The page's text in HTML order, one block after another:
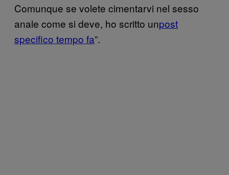
Comunque se volete cimentarvi nel sesso
anale come si deve, ho scritto unpost
specifico tempo fa”.